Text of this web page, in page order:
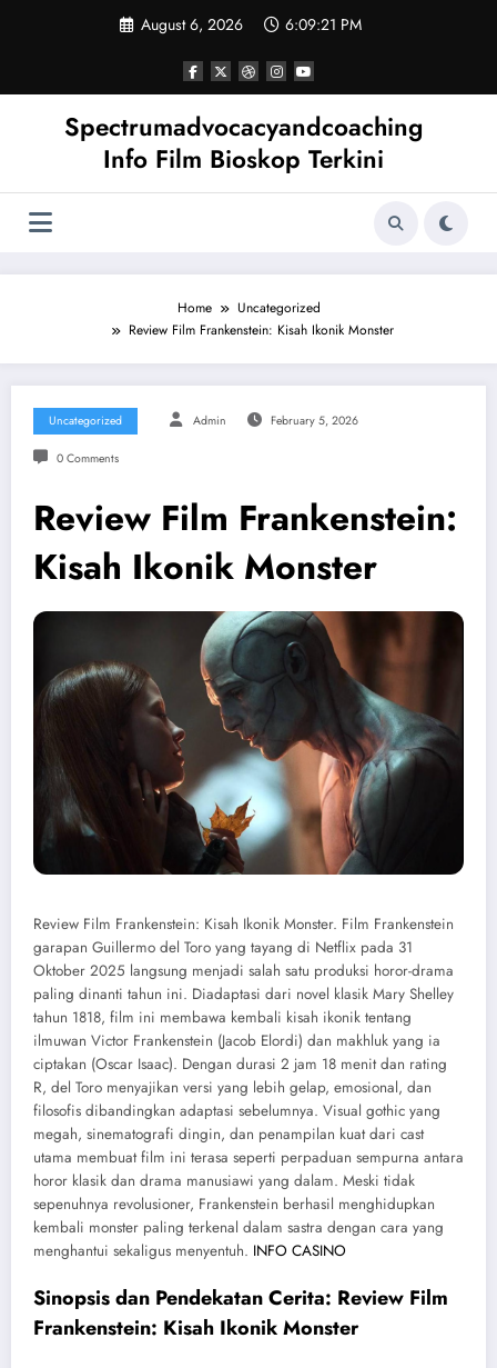
August 6, 2026 6:09:22 PM
Spectrumadvocacyandcoaching
Info Film Bioskop Terkini
Home
Uncategorized
Review Film Frankenstein: Kisah Ikonik Monster
Uncategorized Admin February 5, 2026
0 Comments
Review Film Frankenstein:
Kisah Ikonik Monster
Review Film Frankenstein: Kisah Ikonik Monster. Film Frankenstein
garapan Guillermo del Toro yang tayang di Netflix pada 31
Oktober 2025 langsung menjadi salah satu produksi horor-drama
paling dinanti tahun ini. Diadaptasi dari novel klasik Mary Shelley
tahun 1818, film ini membawa kembali kisah ikonik tentang
ilmuwan Victor Frankenstein (Jacob Elordi) dan makhluk yang ia
ciptakan (Oscar Isaac). Dengan durasi 2 jam 18 menit dan rating
R, del Toro menyajikan versi yang lebih gelap, emosional, dan
filosofis dibandingkan adaptasi sebelumnya. Visual gothic yang
megah, sinematografi dingin, dan penampilan kuat dari cast
utama membuat film ini terasa seperti perpaduan sempurna antara
horor klasik dan drama manusiawi yang dalam. Meski tidak
sepenuhnya revolusioner, Frankenstein berhasil menghidupkan
kembali monster paling terkenal dalam sastra dengan cara yang
menghantui sekaligus menyentuh. INFO CASINO
Sinopsis dan Pendekatan Cerita: Review Film
Frankenstein: Kisah Ikonik Monster